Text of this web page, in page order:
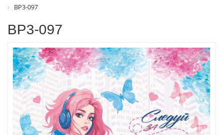
ВР3-097
ВР3-097